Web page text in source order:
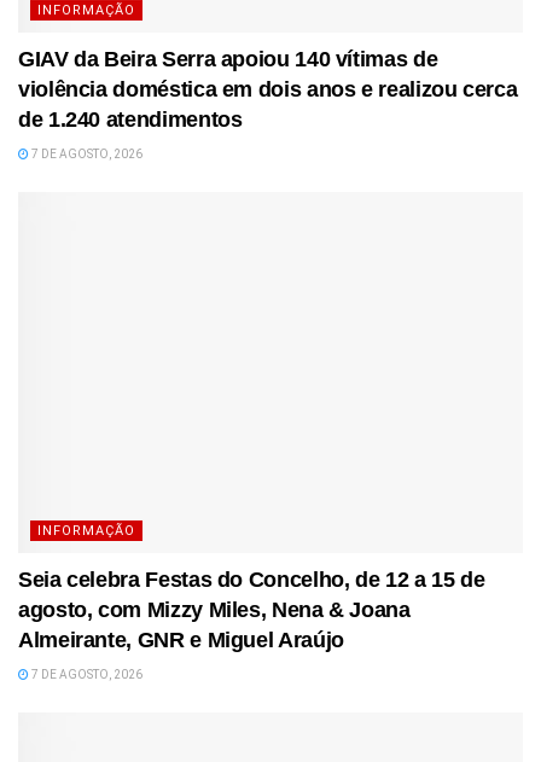
INFORMAÇÃO
GIAV da Beira Serra apoiou 140 vítimas de
violência doméstica em dois anos e realizou cerca
de 1.240 atendimentos
7 DE AGOSTO, 2026
INFORMAÇÃO
Seia celebra Festas do Concelho, de 12 a 15 de
agosto, com Mizzy Miles, Nena & Joana
Almeirante, GNR e Miguel Araújo
7 DE AGOSTO, 2026